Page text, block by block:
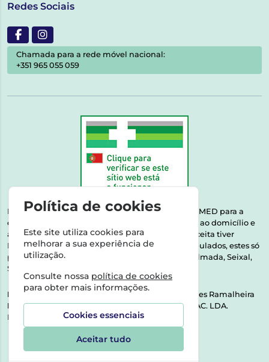
Redes Sociais
Chamada para a rede móvel nacional:
+351 965 055 059
Esta farmácia encontra-se autorizada pelo INFARMED para a
dispensa de medicamentos e produtos de saúde ao domicílio e
através da internet. Medicamentos | Se na sua receita tiver
MSRM, MNSRM, MSRMV ou Medicamentos Manipulados, estes só
podem ser entregues nos seguintes concelhos: Almada, Seixal,
Sesimbra, Oeiras e Lisboa.
Direção Técnica:
Dra. Raquel Alexandra Fernandes Ramalheira
NIPC:513064133 | ASPAS E NÚMEROS SOC. FARMAC. LDA.
Rua dos Castanheiros 5 AB Feijó2810-036 Almada
Política de cookies
Este site utiliza cookies para
melhorar a sua experiência de
utilização.
Consulte nossa política de cookies
para obter mais informações.
Cookies essenciais
Aceitar tudo